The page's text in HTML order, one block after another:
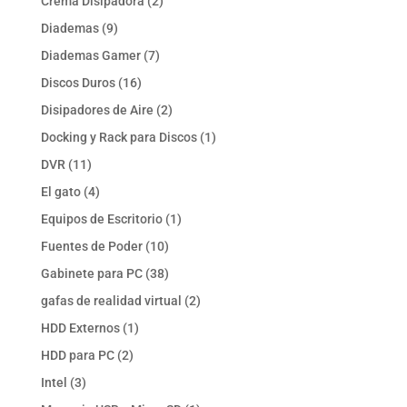
Diademas 99
productos
Diademas Gamer 77
Discos Duros 1616
productos
Disipadores de Aire 22
productos
Docking y Rack para Discos 11
DVR 1111
productos
El gato 44
productos
Equipos de Escritorio 11
Fuentes de Poder 1010
productos
Gabinete para PC 3838
productos
gafas de realidad virtual 22
HDD Externos 11
HDD para PC 22
Intel 33
productos